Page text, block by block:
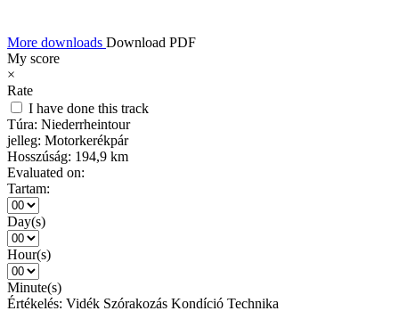
More downloads Download PDF
My score
×
Rate
I have done this track
Túra: Niederrheintour
jelleg: Motorkerékpár
Hosszúság: 194,9 km
Evaluated on:
Tartam:
Day(s)
Hour(s)
Minute(s)
Értékelés: Vidék Szórakozás Kondíció Technika